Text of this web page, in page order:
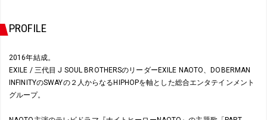
PROFILE
2016年結成。
EXILE / 三代目 J SOUL BROTHERSのリーダーEXILE NAOTO、DOBERMAN
INFINITYのSWAYの２人からなるHIPHOPを軸とした総合エンタテインメント
グループ。